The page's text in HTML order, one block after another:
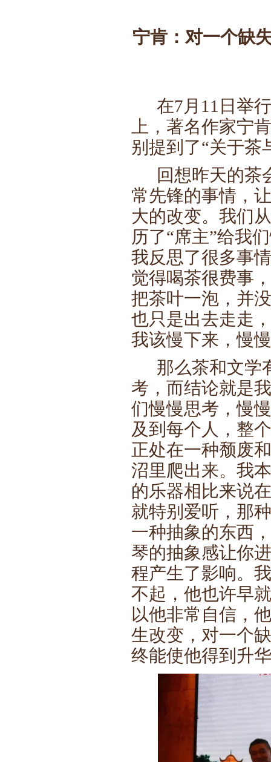
宁肯：对一个缺
在7月11日举行
上，著名作家宁
别提到了“关于茶
回想昨天的茶
常先锋的事情，
大的改变。我们
历了“席主”给我
我反思了很多事
觉得喝茶很费事
把茶叶一泡，并
也只是出去走走
我该慢下来，慢
那么茶和文学
考，而结论就是
们慢慢思考，慢
及到每个人，整
正处在一种颓废
沼里爬出来。我
的乐器相比来说
就特别爱听，那
一种抽象的东西
琴的抽象感让你
程产生了影响。
不起，他也许早
以他非常自信，
生改变，对一个
终能使他得到升